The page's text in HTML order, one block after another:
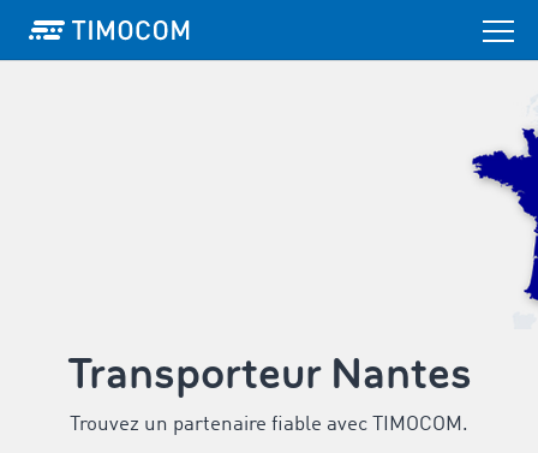
Transporteur Nantes
Trouvez un partenaire fiable avec TIMOCOM.